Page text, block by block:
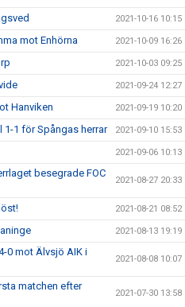
2021-10-16 10:15
mot Enhörna 2021-10-09 16:26
2021-10-03 09:25
2021-09-24 12:27
Hanviken 2021-09-19 10:20
1-1 för Spångas herrar 2021-09-10 15:53
2021-09-06 10:13
besegrade FOC
2021-08-27 20:33
2021-08-21 08:52
2021-08-13 19:19
0 mot Älvsjö AIK i
2021-08-08 10:07
matchen efter
2021-07-30 13:58